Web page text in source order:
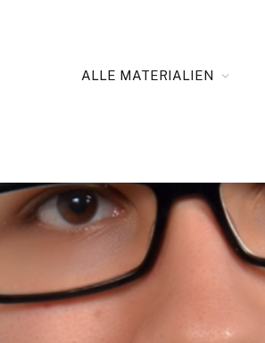
ALLE MATERIALIEN